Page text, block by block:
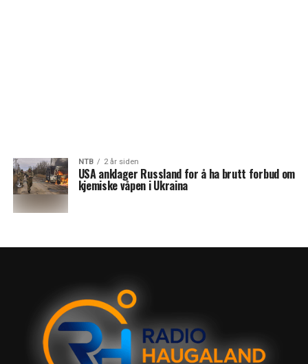
NTB 2 år siden
USA anklager Russland for å ha brutt forbud om
kjemiske våpen i Ukraina